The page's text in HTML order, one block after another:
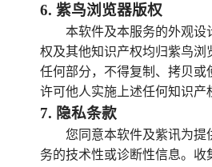
6. 紫鸟浏览器版权
本软件及本服务的外观设
权及其他知识产权均归紫鸟
任何部分，不得复制、拷贝或
许可他人实施上述任何知识产
7. 隐私条款
您同意本软件及紫讯为提
务的技术性或诊断性信息。收